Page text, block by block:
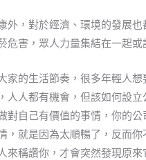
外，對於經濟、環境的發展
危害，眾人力量集結在一起
家的生活節奏，很多年輕人
人人都有機會，但該如何設
對自己有價值的事情，你的
，就是因為太順暢了，反而
來稱讚你，才會突然發現原